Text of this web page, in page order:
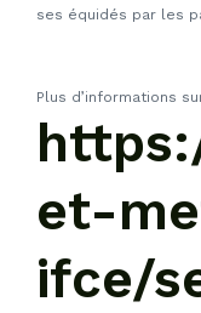
ses équidés par les
Plus d’informations
et-
ifce/